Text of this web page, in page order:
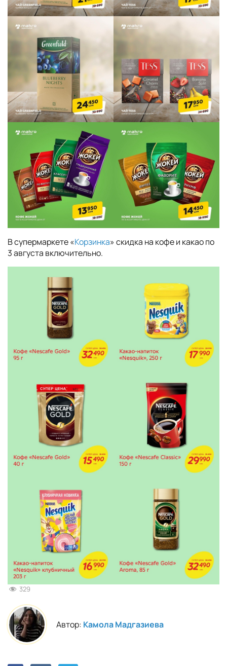
В супермаркете «Корзинка» скидка на кофе и какао по
3 августа включительно.
329
Автор: Камола Мадгазиева